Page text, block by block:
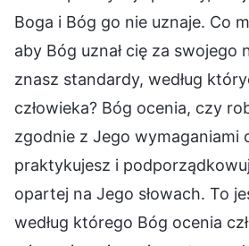
Boga i Bóg go nie uznaje. Co
aby Bóg uznał cię za swojego
znasz standardy, według
człowieka? Bóg ocenia, czy
zgodnie z Jego wymaganiami
praktykujesz i
opartej na Jego słowach. To
według którego Bóg ocenia